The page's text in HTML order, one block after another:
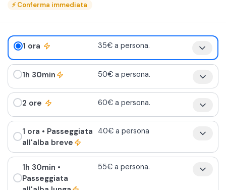
⚡Conferma immediata
1 ora 35€ a persona.
1h 30min 50€ a persona.
2 ore 60€ a persona.
1 ora • Passeggiata
all'alba breve
40€ a persona
1h 30min •
Passeggiata
55€ a persona.